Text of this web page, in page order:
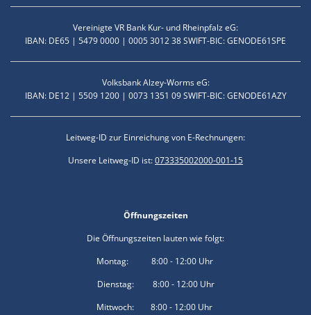
Vereinigte VR Bank Kur- und Rheinpfalz eG:
IBAN: DE65 | 5479 0000 | 0005 3012 38 SWIFT-BIC: GENODE61SPE
Volksbank Alzey-Worms eG:
IBAN: DE12 | 5509 1200 | 0073 1351 09 SWIFT-BIC: GENODE61AZY
Leitweg-ID zur Einreichung von E-Rechnungen:
Unsere Leitweg-ID ist:073335002000-001-15
Öffnungszeiten
Die Öffnungszeiten lauten wie folgt:
Montag: 8:00 - 12:00 Uhr
Dienstag: 8:00 - 12:00 Uhr
Mittwoch: 8:00 - 12:00 Uhr